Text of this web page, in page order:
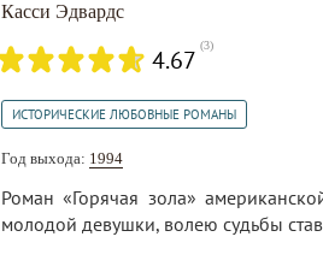
Касси Эдвардс
4.67 (3)
ИСТОРИЧЕСКИЕ ЛЮБОВНЫЕ РОМАНЫ
Год выхода: 1994
Роман «Горячая зола»
молодой девушки, волею судьбы